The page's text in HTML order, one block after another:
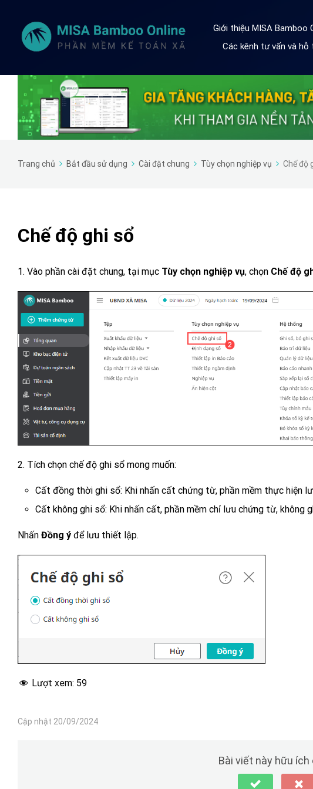
Giới thiệu MISA Bamboo
Các kênh tư vấn và hỗ
Trang chủ Bắt đầu sử dụng Cài đặt chung Tùy chọn nghiệp vụ Chế độ
Chế độ ghi sổ
1. Vào phần cài đặt chung, tại mục Tùy chọn nghiệp vụ, chọn Chế độ
2. Tích chọn chế độ ghi sổ mong muốn:
Cất đồng thời ghi sổ: Khi nhấn cất chứng từ, phần mềm thực hiện
Cất không ghi sổ: Khi nhấn cất, phần mềm chỉ lưu chứng từ, không
Nhấn Đồng ý để lưu thiết lập.
Lượt xem: 59
Cập nhật 20/09/2024
Bài viết này hữu ích